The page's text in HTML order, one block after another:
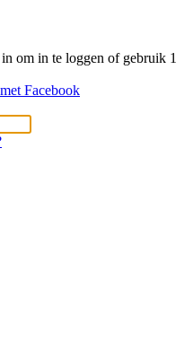
om in te loggen of gebruik 1
Facebook